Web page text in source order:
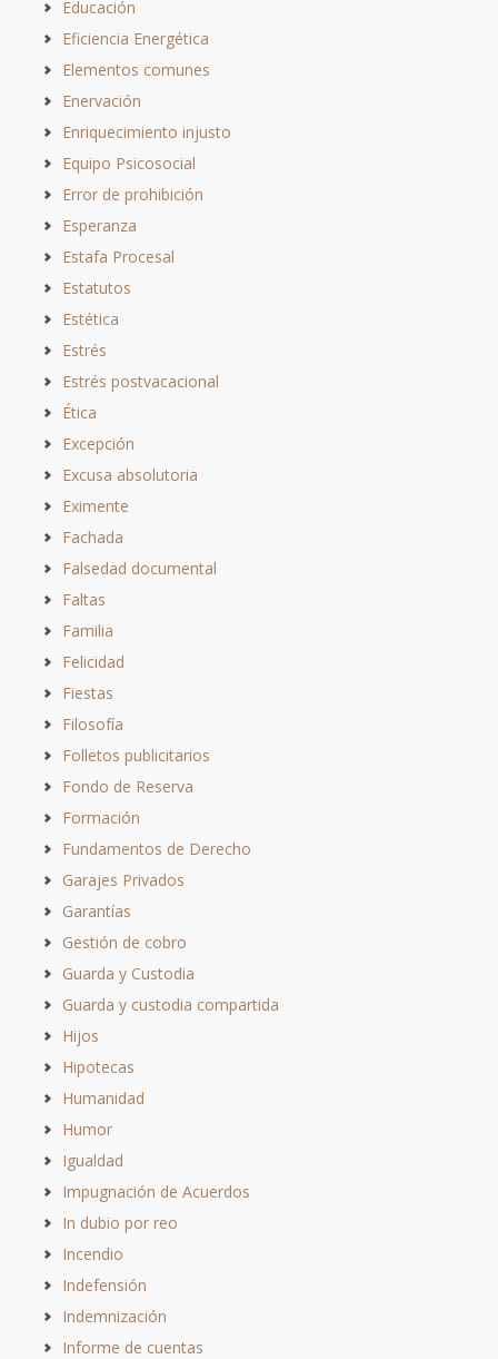
Educación
Eficiencia Energética
Elementos comunes
Enervación
Enriquecimiento injusto
Equipo Psicosocial
Error de prohibición
Esperanza
Estafa Procesal
Estatutos
Estética
Estrés
Estrés postvacacional
Ética
Excepción
Excusa absolutoria
Eximente
Fachada
Falsedad documental
Faltas
Familia
Felicidad
Fiestas
Filosofía
Folletos publicitarios
Fondo de Reserva
Formación
Fundamentos de Derecho
Garajes Privados
Garantías
Gestión de cobro
Guarda y Custodia
Guarda y custodia compartida
Hijos
Hipotecas
Humanidad
Humor
Igualdad
Impugnación de Acuerdos
In dubio por reo
Incendio
Indefensión
Indemnización
Informe de cuentas